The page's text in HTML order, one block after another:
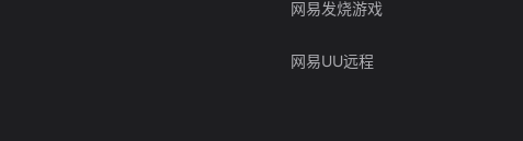
网易发烧游戏
网易UU远程